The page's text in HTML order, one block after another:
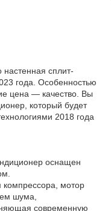
настенная сплит-
года. Особенностью
цена — качество. Вы
который будет
2018 года
оснащен
компрессора, мотор
шума,
современную